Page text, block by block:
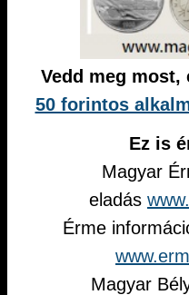
Vedd meg most,
50 forintos
Ez is
Magyar
eladás
Érme
Magyar